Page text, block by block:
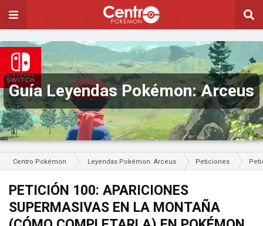
Guía Leyendas Pokémon: Arceus
Centro Pokémon Leyendas Pokémon: Arceus Peticiones
PETICIÓN 100: APARICIONES
SUPERMASIVAS EN LA MONTAÑA